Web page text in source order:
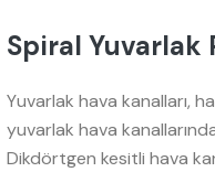
Spiral Yuvarlak
Yuvarlak hava kanalları,
yuvarlak hava
Dikdörtgen kesitli hava